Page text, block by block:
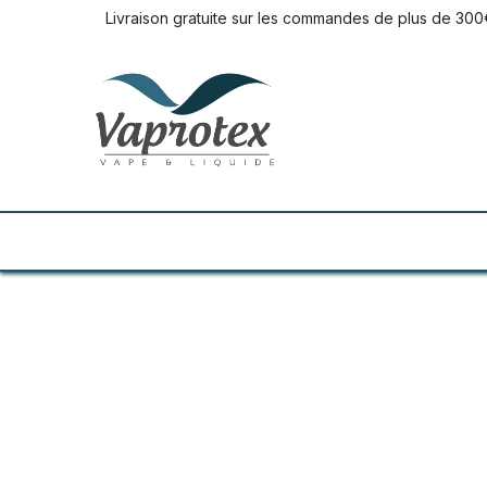
Se rendre au contenuLivraison gratuite sur les commandes de plus de